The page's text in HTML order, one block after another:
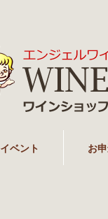
イベント お